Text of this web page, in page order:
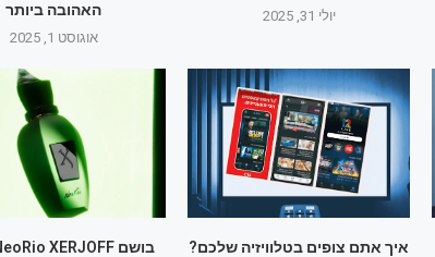
האהובה ביותר
אוגוסט 1, 2025
יולי 31, 2025
איך אתם צופים בטלוויזיה שלכם?